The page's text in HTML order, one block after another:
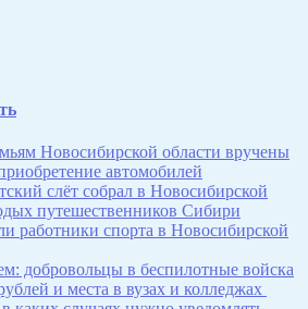
Новосибирской области вручены
автомобилей
слёт собрал в Новосибирской
путешественников Сибири
работники спорта в Новосибирской
добровольцы в беспилотные войска
и места в вузах и колледжах